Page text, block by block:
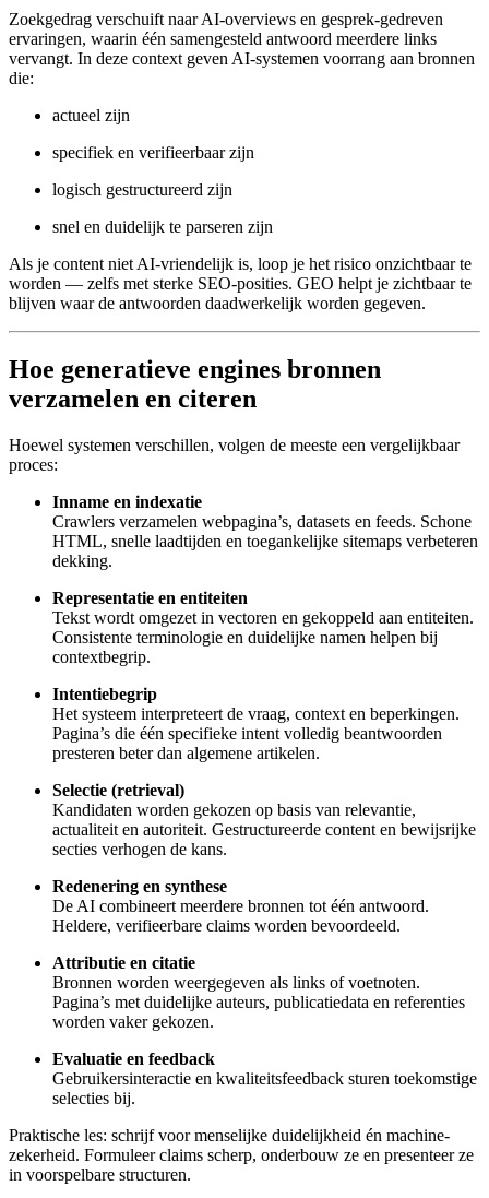
Zoekgedrag verschuift naar AI-overviews en gesprek-gedreven
ervaringen, waarin één samengesteld antwoord meerdere links
vervangt. In deze context geven AI-systemen voorrang aan bronnen
die:
actueel zijn
specifiek en verifieerbaar zijn
logisch gestructureerd zijn
snel en duidelijk te parseren zijn
Als je content niet AI-vriendelijk is, loop je het risico onzichtbaar te
worden — zelfs met sterke SEO-posities. GEO helpt je zichtbaar te
blijven waar de antwoorden daadwerkelijk worden gegeven.
Hoe generatieve engines bronnen
verzamelen en citeren
Hoewel systemen verschillen, volgen de meeste een vergelijkbaar
proces:
Inname en indexatie
Crawlers verzamelen webpagina’s, datasets en feeds. Schone
HTML, snelle laadtijden en toegankelijke sitemaps verbeteren
dekking.
Representatie en entiteiten
Tekst wordt omgezet in vectoren en gekoppeld aan entiteiten.
Consistente terminologie en duidelijke namen helpen bij
contextbegrip.
Intentiebegrip
Het systeem interpreteert de vraag, context en beperkingen.
Pagina’s die één specifieke intent volledig beantwoorden
presteren beter dan algemene artikelen.
Selectie (retrieval)
Kandidaten worden gekozen op basis van relevantie,
actualiteit en autoriteit. Gestructureerde content en bewijsrijke
secties verhogen de kans.
Redenering en synthese
De AI combineert meerdere bronnen tot één antwoord.
Heldere, verifieerbare claims worden bevoordeeld.
Attributie en citatie
Bronnen worden weergegeven als links of voetnoten.
Pagina’s met duidelijke auteurs, publicatiedata en referenties
worden vaker gekozen.
Evaluatie en feedback
Gebruikersinteractie en kwaliteitsfeedback sturen toekomstige
selecties bij.
Praktische les: schrijf voor menselijke duidelijkheid én machine-
zekerheid. Formuleer claims scherp, onderbouw ze en presenteer ze
in voorspelbare structuren.